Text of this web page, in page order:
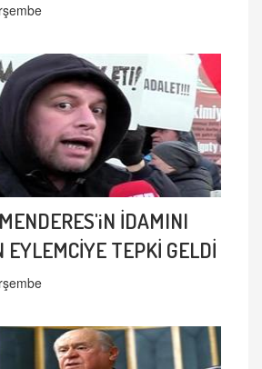
İDAMINI
EYLEMCİYE TEPKİ GELDİ